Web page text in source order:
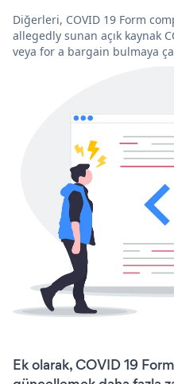
Diğerleri, COVID 19 Form
allegedly sunan açık kaynak
veya for a bargain bulmaya
Ek olarak, COVID 19